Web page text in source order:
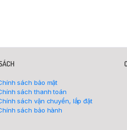
sách bảo mật
sách thanh toán
sách vận chuyển, lắp đặt
sách bảo hành